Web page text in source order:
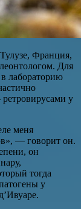
Франция,
Для
лабораторию
у
меня
— говорит он.
он
тогда
у